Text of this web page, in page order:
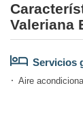
Valeriana
Servicios
Aire